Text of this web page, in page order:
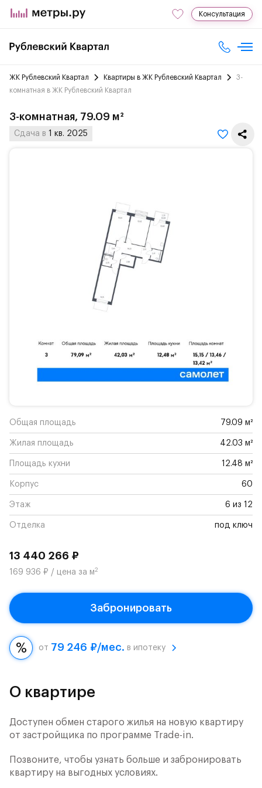
Консультация
ЖК Рублевский Квартал Квартиры в ЖК Рублевский Квартал
3-
комнатная в ЖК Рублевский Квартал
3-комнатная, 79.09 м²
Сдача в 1 кв. 2025
Общая площадь 79.09 м²
Жилая площадь 42.03 м²
Площадь кухни 12.48 м²
Корпус 60
Этаж 6 из 12
Отделка под ключ
13 440 266 ₽
169 936 ₽ / цена за м2
Забронировать
от 79 246 ₽/мес. в ипотеку
О квартире
Доступен обмен старого жилья на новую квартиру
от застройщика по программе Trade-in.
Позвоните, чтобы узнать больше и забронировать
квартиру на выгодных условиях.